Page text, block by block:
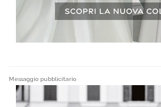
Messaggio pubblicitario